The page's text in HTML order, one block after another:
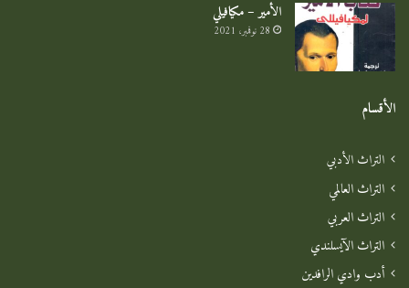
الأمير – مكيافيلي
28 نوفمبر، 2021
الأقسام
التراث الأدبي
التراث العالمي
التراث العربي
التراث الآيسلندي
أدب وادي الرافدين